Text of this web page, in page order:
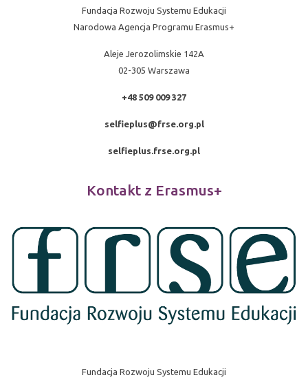
Fundacja Rozwoju Systemu Edukacji
Narodowa Agencja Programu Erasmus+
Aleje Jerozolimskie 142A
02-305 Warszawa
+48 509 009 327
selfieplus@frse.org.pl
selfieplus.frse.org.pl
Kontakt z Erasmus+
Fundacja Rozwoju Systemu Edukacji